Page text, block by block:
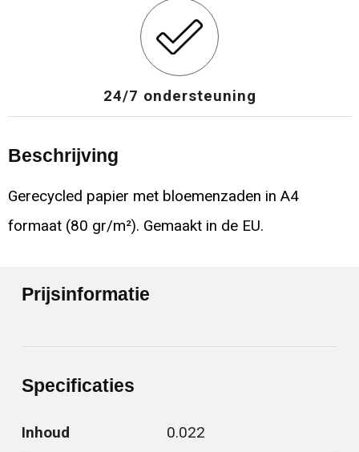
24/7 ondersteuning
Beschrijving
Gerecycled papier met bloemenzaden in A4
formaat (80 gr/m²). Gemaakt in de EU.
Prijsinformatie
Specificaties
Inhoud 0.022